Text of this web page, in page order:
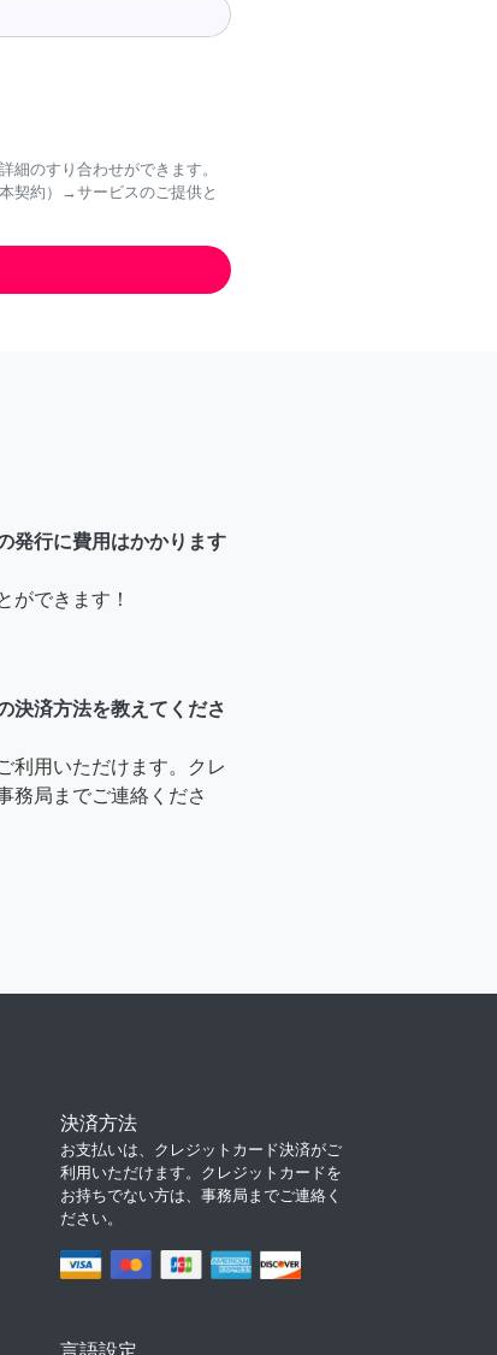
細のすり合わせができます。
契約）→サービスのご提供と
発行に費用はかかります
ができます！
決済方法を教えてくださ
利用いただけます。クレ
務局までご連絡くださ
決済方法
お支払いは、クレジットカード決済がご
利用いただけます。クレジットカードを
お持ちでない方は、事務局までご連絡く
ださい。
言語設定